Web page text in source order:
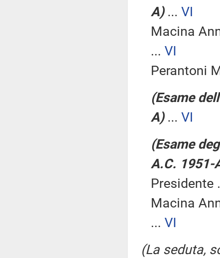
A) ... VI
Macina
... VI
Perantoni
(Esame
A) ... VI
(Esame
A.C. 1951-
Presidente
Macina
... VI
(La seduta,